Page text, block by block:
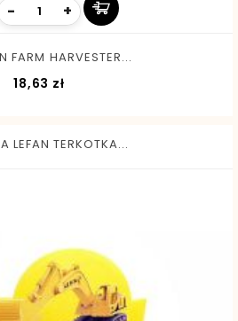
- +
FARM HARVESTER...
18,63 zł
LEFAN TERKOTKA...